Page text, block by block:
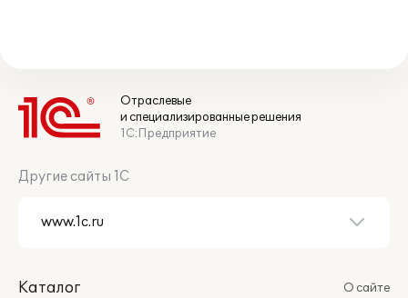
Отраслевые
и специализированные решения
1С:Предприятие
Другие сайты 1С
Каталог
О сайте